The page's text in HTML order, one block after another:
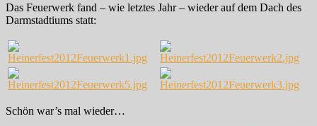
Das Feuerwerk fand – wie letztes Jahr – wieder auf dem Dach des
Darmstadtiums statt:
Schön war’s mal wieder…